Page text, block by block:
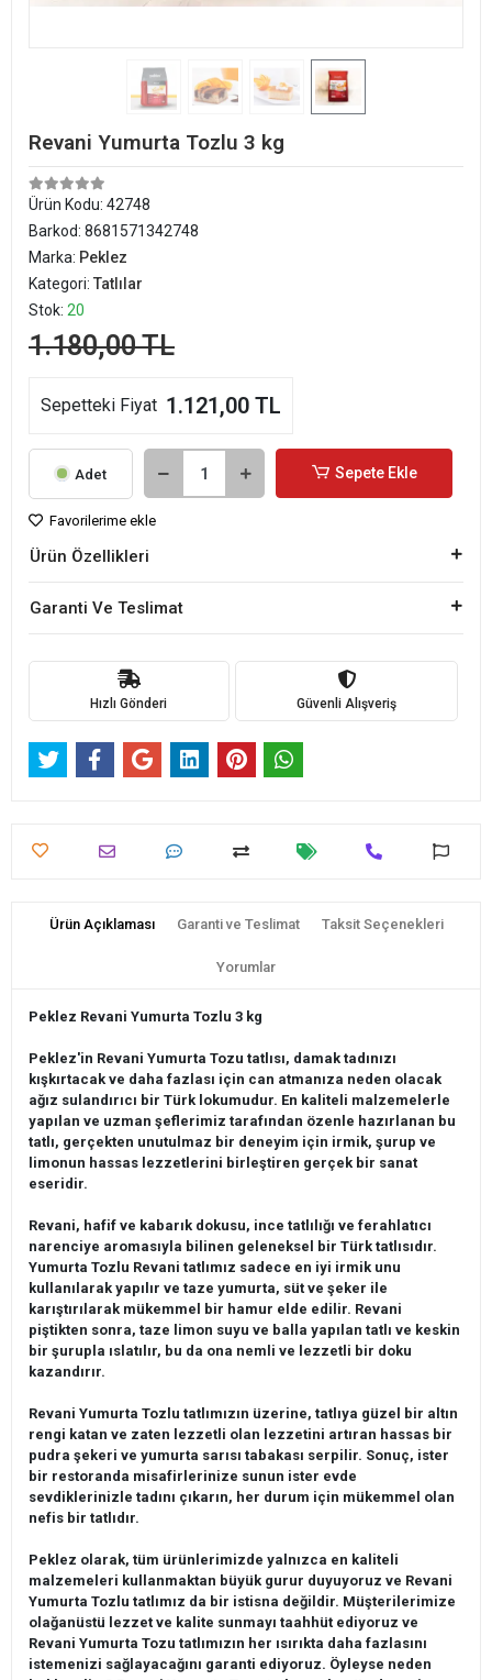
Revani Yumurta Tozlu 3 kg
Ürün Kodu: 42748
Barkod: 8681571342748
Marka: Peklez
Kategori: Tatlılar
Stok: 20
1.180,00 TL
Sepetteki Fiyat 1.121,00 TL
Adet Sepete Ekle
Favorilerime ekle
Ürün Özellikleri
Garanti Ve Teslimat
Hızlı Gönderi Güvenli Alışveriş
Ürün Açıklaması Garanti ve Teslimat Taksit Seçenekleri
Yorumlar
Peklez Revani Yumurta Tozlu 3 kg
Peklez'in Revani Yumurta Tozu tatlısı, damak tadınızı
kışkırtacak ve daha fazlası için can atmanıza neden olacak
ağız sulandırıcı bir Türk lokumudur. En kaliteli malzemelerle
yapılan ve uzman şeflerimiz tarafından özenle hazırlanan bu
tatlı, gerçekten unutulmaz bir deneyim için irmik, şurup ve
limonun hassas lezzetlerini birleştiren gerçek bir sanat
eseridir.
Revani, hafif ve kabarık dokusu, ince tatlılığı ve ferahlatıcı
narenciye aromasıyla bilinen geleneksel bir Türk tatlısıdır.
Yumurta Tozlu Revani tatlımız sadece en iyi irmik unu
kullanılarak yapılır ve taze yumurta, süt ve şeker ile
karıştırılarak mükemmel bir hamur elde edilir. Revani
piştikten sonra, taze limon suyu ve balla yapılan tatlı ve keskin
bir şurupla ıslatılır, bu da ona nemli ve lezzetli bir doku
kazandırır.
Revani Yumurta Tozlu tatlımızın üzerine, tatlıya güzel bir altın
rengi katan ve zaten lezzetli olan lezzetini artıran hassas bir
pudra şekeri ve yumurta sarısı tabakası serpilir. Sonuç, ister
bir restoranda misafirlerinize sunun ister evde
sevdiklerinizle tadını çıkarın, her durum için mükemmel olan
nefis bir tatlıdır.
Peklez olarak, tüm ürünlerimizde yalnızca en kaliteli
malzemeleri kullanmaktan büyük gurur duyuyoruz ve Revani
Yumurta Tozlu tatlımız da bir istisna değildir. Müşterilerimize
olağanüstü lezzet ve kalite sunmayı taahhüt ediyoruz ve
Revani Yumurta Tozu tatlımızın her ısırıkta daha fazlasını
istemenizi sağlayacağını garanti ediyoruz. Öyleyse neden